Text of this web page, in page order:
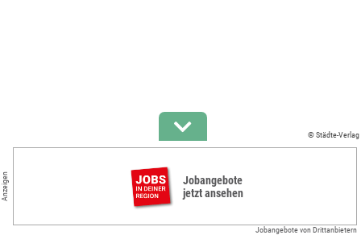
© Städte-Verlag
Anzeigen
Jobangebote
jetzt ansehen
Jobangebote von Drittanbietern